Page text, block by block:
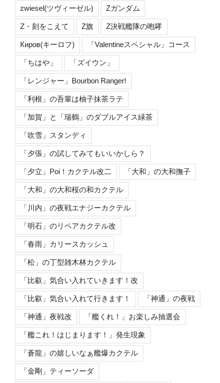
zwiesel(ツヴィーゼル) Zガンダム
Z・刻をこえて Z旗 Z決戦艦隊の咆哮
Киров(キーロフ) 「Valentineスペシャル」コース
「ちはや」 「ズイウン」
「レンジャー」Bourbon Ranger!
「利根」の吾輩は柚子抹茶ラテ
「加賀」と「瑞鶴」のダブルアイス緑茶
「吹雪」スタンディ
「夕張」の試してみてもいいかしら？
「夕立」Poi！カクテル改二 「大和」の大和撫子
「大和」の大和桜の和カクテル
「川内」の夜戦エナジーカクテル
「明石」のリペアカクテル改
「春雨」カリースカッシュ
「松」の丁型雑木林カクテル
「比叡」気合い入れていきます！改
「比叡」気合い入れて行きます！ 「神通」の夜戦
「神通」夜戦改 「艦くれ！」お楽しみ抽選会
「艦これ！はじまります！」発生現象
「蒼龍」の嬉しいなぁ艦爆カクテル
「金剛」ティーソーダ